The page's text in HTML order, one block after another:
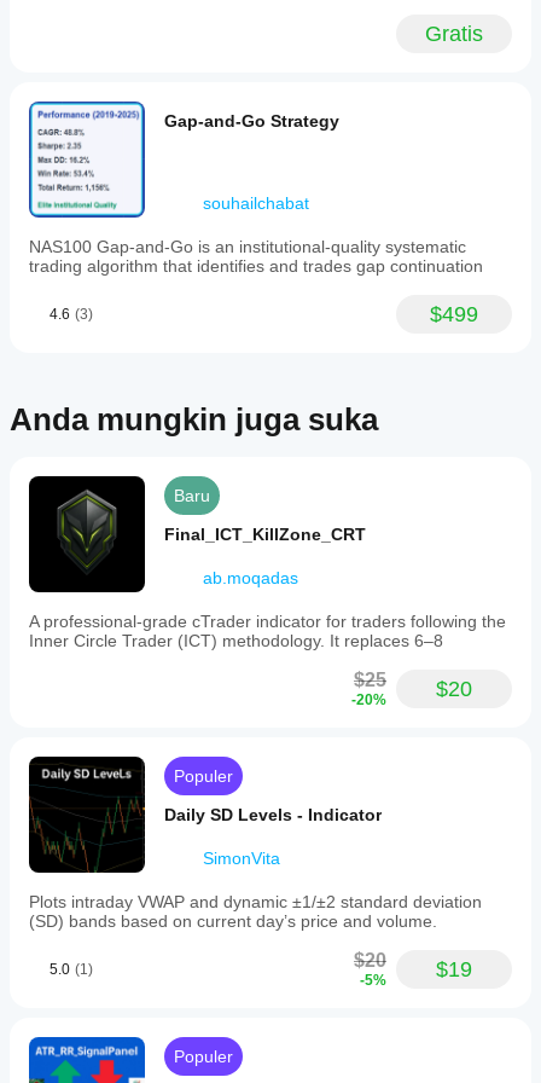
memahami
perilaku
indikator
dalam
berbagai
kondisi
memodifikasi
parameter
untuk
menyesuaikan
indikator
dengan
strategi Anda.
Gratis
Gap-and-Go Strategy
souhailchabat
NAS100 Gap-and-Go is an institutional-quality systematic
trading algorithm that identifies and trades gap continuation
4.6 (3) $499
Anda mungkin juga suka
Baru
Final_ICT_KillZone_CRT
ab.moqadas
A professional-grade cTrader indicator for traders following the
Inner Circle Trader (ICT) methodology. It replaces 6–8
$25
-20% $20
Populer
Daily SD Levels - Indicator
SimonVita
Plots intraday VWAP and dynamic ±1/±2 standard deviation
(SD) bands based on current day’s price and volume.
5.0 (1) $20
-5% $19
Populer